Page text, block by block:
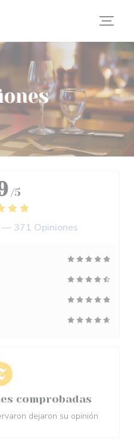
/5
— 371 Opiniones
comprobadas
dejaron su opinión